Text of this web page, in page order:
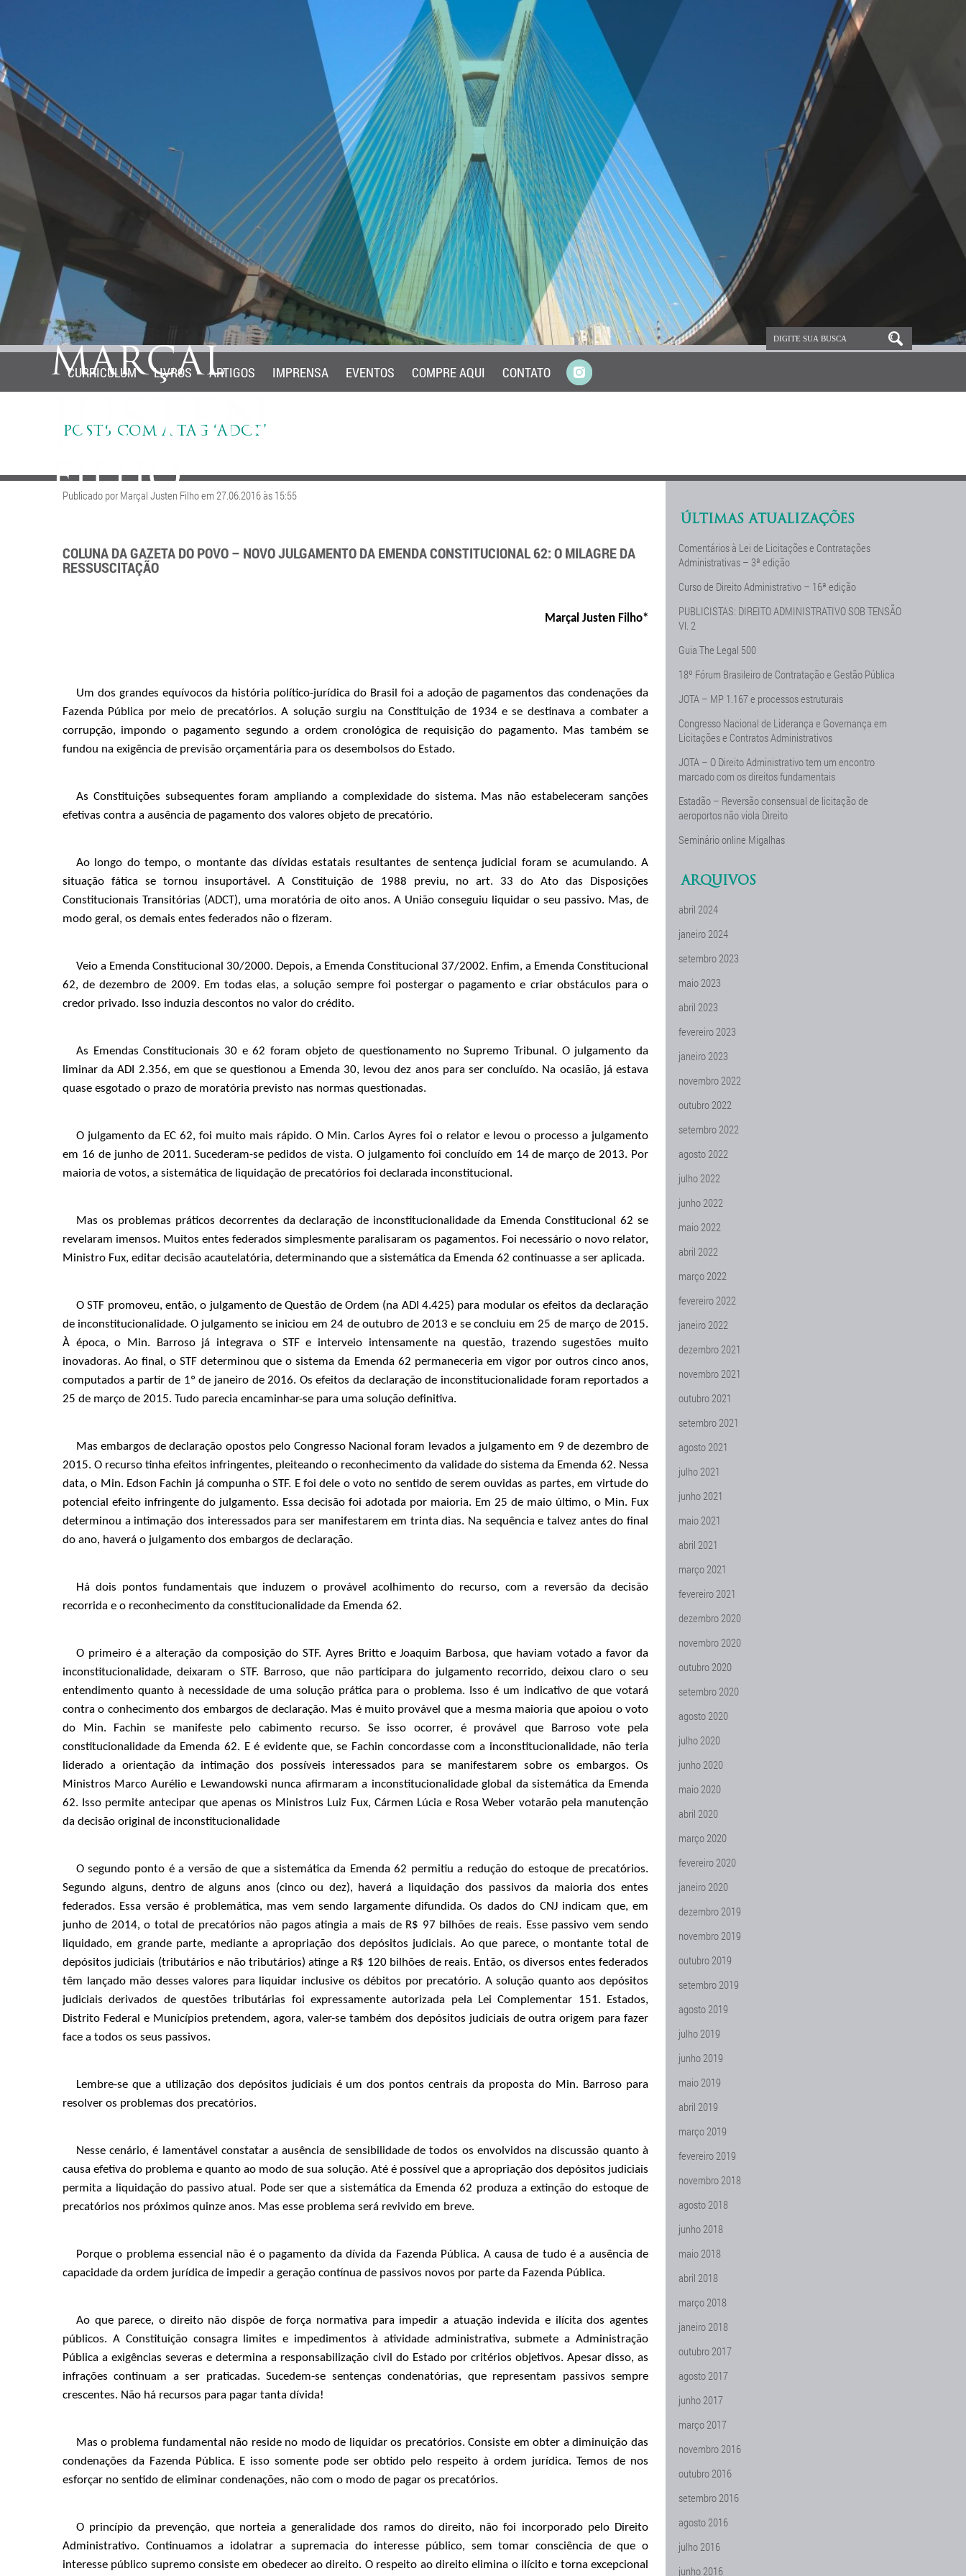
CURRICULUM LIVROS ARTIGOS IMPRENSA EVENTOS COMPRE AQUI CONTATO
POSTS COM A TAG ‘ADCT’
Publicado por Marçal Justen Filho em 27.06.2016 às 15:55
COLUNA DA GAZETA DO POVO – NOVO JULGAMENTO DA EMENDA CONSTITUCIONAL 62: O MILAGRE DA
RESSUSCITAÇÃO
Marçal Justen Filho*
Um dos grandes equívocos da história político-jurídica do Brasil foi a adoção de pagamentos das condenações da
Fazenda Pública por meio de precatórios. A solução surgiu na Constituição de 1934 e se destinava a combater a
corrupção, impondo o pagamento segundo a ordem cronológica de requisição do pagamento. Mas também se
fundou na exigência de previsão orçamentária para os desembolsos do Estado.
As Constituições subsequentes foram ampliando a complexidade do sistema. Mas não estabeleceram sanções
efetivas contra a ausência de pagamento dos valores objeto de precatório.
Ao longo do tempo, o montante das dívidas estatais resultantes de sentença judicial foram se acumulando. A
situação fática se tornou insuportável. A Constituição de 1988 previu, no art. 33 do Ato das Disposições
Constitucionais Transitórias (ADCT), uma moratória de oito anos. A União conseguiu liquidar o seu passivo. Mas, de
modo geral, os demais entes federados não o fizeram.
Veio a Emenda Constitucional 30/2000. Depois, a Emenda Constitucional 37/2002. Enfim, a Emenda Constitucional
62, de dezembro de 2009. Em todas elas, a solução sempre foi postergar o pagamento e criar obstáculos para o
credor privado. Isso induzia descontos no valor do crédito.
As Emendas Constitucionais 30 e 62 foram objeto de questionamento no Supremo Tribunal. O julgamento da
liminar da ADI 2.356, em que se questionou a Emenda 30, levou dez anos para ser concluído. Na ocasião, já estava
quase esgotado o prazo de moratória previsto nas normas questionadas.
O julgamento da EC 62, foi muito mais rápido. O Min. Carlos Ayres foi o relator e levou o processo a julgamento
em 16 de junho de 2011. Sucederam-se pedidos de vista. O julgamento foi concluído em 14 de março de 2013. Por
maioria de votos, a sistemática de liquidação de precatórios foi declarada inconstitucional.
Mas os problemas práticos decorrentes da declaração de inconstitucionalidade da Emenda Constitucional 62 se
revelaram imensos. Muitos entes federados simplesmente paralisaram os pagamentos. Foi necessário o novo relator,
Ministro Fux, editar decisão acautelatória, determinando que a sistemática da Emenda 62 continuasse a ser aplicada.
O STF promoveu, então, o julgamento de Questão de Ordem (na ADI 4.425) para modular os efeitos da declaração
de inconstitucionalidade. O julgamento se iniciou em 24 de outubro de 2013 e se concluiu em 25 de março de 2015.
À época, o Min. Barroso já integrava o STF e interveio intensamente na questão, trazendo sugestões muito
inovadoras. Ao final, o STF determinou que o sistema da Emenda 62 permaneceria em vigor por outros cinco anos,
computados a partir de 1º de janeiro de 2016. Os efeitos da declaração de inconstitucionalidade foram reportados a
25 de março de 2015. Tudo parecia encaminhar-se para uma solução definitiva.
Mas embargos de declaração opostos pelo Congresso Nacional foram levados a julgamento em 9 de dezembro de
2015. O recurso tinha efeitos infringentes, pleiteando o reconhecimento da validade do sistema da Emenda 62. Nessa
data, o Min. Edson Fachin já compunha o STF. E foi dele o voto no sentido de serem ouvidas as partes, em virtude do
potencial efeito infringente do julgamento. Essa decisão foi adotada por maioria. Em 25 de maio último, o Min. Fux
determinou a intimação dos interessados para ser manifestarem em trinta dias. Na sequência e talvez antes do final
do ano, haverá o julgamento dos embargos de declaração.
Há dois pontos fundamentais que induzem o provável acolhimento do recurso, com a reversão da decisão
recorrida e o reconhecimento da constitucionalidade da Emenda 62.
O primeiro é a alteração da composição do STF. Ayres Britto e Joaquim Barbosa, que haviam votado a favor da
inconstitucionalidade, deixaram o STF. Barroso, que não participara do julgamento recorrido, deixou claro o seu
entendimento quanto à necessidade de uma solução prática para o problema. Isso é um indicativo de que votará
contra o conhecimento dos embargos de declaração. Mas é muito provável que a mesma maioria que apoiou o voto
do Min. Fachin se manifeste pelo cabimento recurso. Se isso ocorrer, é provável que Barroso vote pela
constitucionalidade da Emenda 62. E é evidente que, se Fachin concordasse com a inconstitucionalidade, não teria
liderado a orientação da intimação dos possíveis interessados para se manifestarem sobre os embargos. Os
Ministros Marco Aurélio e Lewandowski nunca afirmaram a inconstitucionalidade global da sistemática da Emenda
62. Isso permite antecipar que apenas os Ministros Luiz Fux, Cármen Lúcia e Rosa Weber votarão pela manutenção
da decisão original de inconstitucionalidade
O segundo ponto é a versão de que a sistemática da Emenda 62 permitiu a redução do estoque de precatórios.
Segundo alguns, dentro de alguns anos (cinco ou dez), haverá a liquidação dos passivos da maioria dos entes
federados. Essa versão é problemática, mas vem sendo largamente difundida. Os dados do CNJ indicam que, em
junho de 2014, o total de precatórios não pagos atingia a mais de R$ 97 bilhões de reais. Esse passivo vem sendo
liquidado, em grande parte, mediante a apropriação dos depósitos judiciais. Ao que parece, o montante total de
depósitos judiciais (tributários e não tributários) atinge a R$ 120 bilhões de reais. Então, os diversos entes federados
têm lançado mão desses valores para liquidar inclusive os débitos por precatório. A solução quanto aos depósitos
judiciais derivados de questões tributárias foi expressamente autorizada pela Lei Complementar 151. Estados,
Distrito Federal e Municípios pretendem, agora, valer-se também dos depósitos judiciais de outra origem para fazer
face a todos os seus passivos.
Lembre-se que a utilização dos depósitos judiciais é um dos pontos centrais da proposta do Min. Barroso para
resolver os problemas dos precatórios.
Nesse cenário, é lamentável constatar a ausência de sensibilidade de todos os envolvidos na discussão quanto à
causa efetiva do problema e quanto ao modo de sua solução. Até é possível que a apropriação dos depósitos judiciais
permita a liquidação do passivo atual. Pode ser que a sistemática da Emenda 62 produza a extinção do estoque de
precatórios nos próximos quinze anos. Mas esse problema será revivido em breve.
Porque o problema essencial não é o pagamento da dívida da Fazenda Pública. A causa de tudo é a ausência de
capacidade da ordem jurídica de impedir a geração contínua de passivos novos por parte da Fazenda Pública.
Ao que parece, o direito não dispõe de força normativa para impedir a atuação indevida e ilícita dos agentes
públicos. A Constituição consagra limites e impedimentos à atividade administrativa, submete a Administração
Pública a exigências severas e determina a responsabilização civil do Estado por critérios objetivos. Apesar disso, as
infrações continuam a ser praticadas. Sucedem-se sentenças condenatórias, que representam passivos sempre
crescentes. Não há recursos para pagar tanta dívida!
Mas o problema fundamental não reside no modo de liquidar os precatórios. Consiste em obter a diminuição das
condenações da Fazenda Pública. E isso somente pode ser obtido pelo respeito à ordem jurídica. Temos de nos
esforçar no sentido de eliminar condenações, não com o modo de pagar os precatórios.
O princípio da prevenção, que norteia a generalidade dos ramos do direito, não foi incorporado pelo Direito
Administrativo. Continuamos a idolatrar a supremacia do interesse público, sem tomar consciência de que o
interesse público supremo consiste em obedecer ao direito. O respeito ao direito elimina o ilícito e torna excepcional
ÚLTIMAS ATUALIZAÇÕES
Comentários à Lei de Licitações e Contratações
Administrativas – 3ª edição
Curso de Direito Administrativo – 16ª edição
PUBLICISTAS: DIREITO ADMINISTRATIVO SOB TENSÃO
Vl. 2
Guia The Legal 500
18º Fórum Brasileiro de Contratação e Gestão Pública
JOTA – MP 1.167 e processos estruturais
Congresso Nacional de Liderança e Governança em
Licitações e Contratos Administrativos
JOTA – O Direito Administrativo tem um encontro
marcado com os direitos fundamentais
Estadão – Reversão consensual de licitação de
aeroportos não viola Direito
Seminário online Migalhas
ARQUIVOS
abril 2024
janeiro 2024
setembro 2023
maio 2023
abril 2023
fevereiro 2023
janeiro 2023
novembro 2022
outubro 2022
setembro 2022
agosto 2022
julho 2022
junho 2022
maio 2022
abril 2022
março 2022
fevereiro 2022
janeiro 2022
dezembro 2021
novembro 2021
outubro 2021
setembro 2021
agosto 2021
julho 2021
junho 2021
maio 2021
abril 2021
março 2021
fevereiro 2021
dezembro 2020
novembro 2020
outubro 2020
setembro 2020
agosto 2020
julho 2020
junho 2020
maio 2020
abril 2020
março 2020
fevereiro 2020
janeiro 2020
dezembro 2019
novembro 2019
outubro 2019
setembro 2019
agosto 2019
julho 2019
junho 2019
maio 2019
abril 2019
março 2019
fevereiro 2019
novembro 2018
agosto 2018
junho 2018
maio 2018
abril 2018
março 2018
janeiro 2018
outubro 2017
agosto 2017
junho 2017
março 2017
novembro 2016
outubro 2016
setembro 2016
agosto 2016
julho 2016
junho 2016